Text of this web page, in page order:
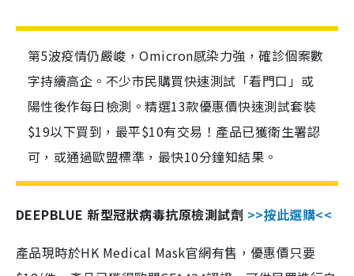
第5波疫情仍嚴峻，Omicron感染力強，確診個案數
字持續高企。不少市民購買快速測試「看門口」或
陽性後作每日檢測。精選13款優惠價快速測試套裝
$19以下買到，最平$10有交易！產品已獲衛生署認
可，或通過歐盟標準，最快10分鐘知結果。
DEEPBLUE 新型冠狀病毒抗原檢測試劑 >>按此選購<<
產品現時於HK Medical Mask官網有售，優惠價只要